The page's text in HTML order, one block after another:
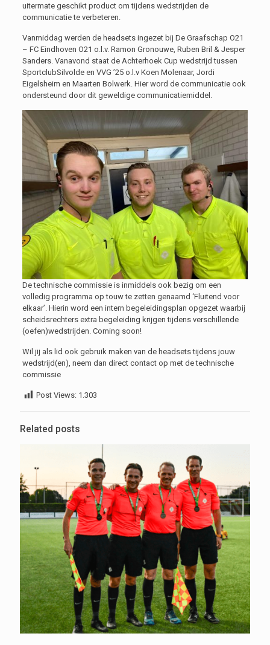
uitermate geschikt product om tijdens wedstrijden de
communicatie te verbeteren.
Vanmiddag werden de headsets ingezet bij De Graafschap O21
– FC Eindhoven O21 o.l.v. Ramon Gronouwe, Ruben Bril & Jesper
Sanders. Vanavond staat de Achterhoek Cup wedstrijd tussen
SportclubSilvolde en VVG ’25 o.l.v Koen Molenaar, Jordi
Eigelsheim en Maarten Bolwerk. Hier word de communicatie ook
ondersteund door dit geweldige communicatiemiddel.
De technische commissie is inmiddels ook bezig om een
volledig programma op touw te zetten genaamd ‘Fluitend voor
elkaar’. Hierin word een intern begeleidingsplan opgezet waarbij
scheidsrechters extra begeleiding krijgen tijdens verschillende
(oefen)wedstrijden. Coming soon!
Wil jij als lid ook gebruik maken van de headsets tijdens jouw
wedstrijd(en), neem dan direct contact op met de technische
commissie
Post Views: 1.303
Related posts